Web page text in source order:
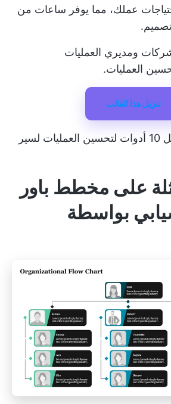
عملك، مما يوفر ساعات من
ومديري العمليات
العمليات.
تنزيل هذا القالب
أفضل 10 أدوات لتحسين العمليات لسير
على مخطط باور
بواسطة